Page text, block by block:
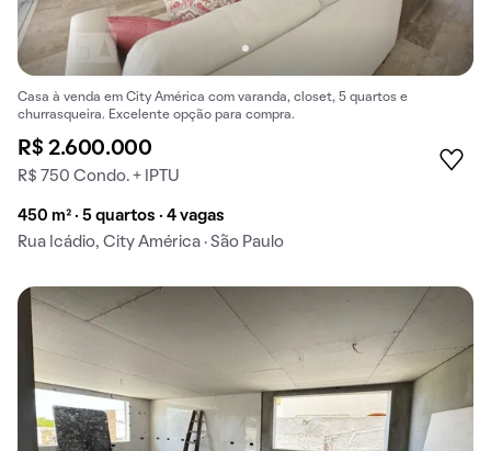
Casa à venda em City América com varanda, closet, 5 quartos e
churrasqueira. Excelente opção para compra.
R$ 2.600.000
R$ 750 Condo. + IPTU
450 m² · 5 quartos · 4 vagas
Rua Icádio, City América · São Paulo